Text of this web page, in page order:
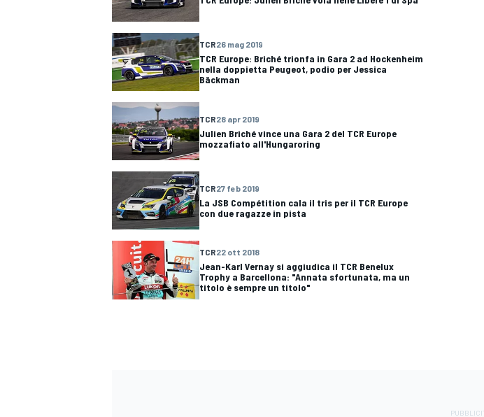
TCR26 mag 2019
TCR Europe: Briché trionfa in Gara 2 ad Hockenheim
nella doppietta Peugeot, podio per Jessica
Bäckman
TCR28 apr 2019
Julien Briché vince una Gara 2 del TCR Europe
mozzafiato all'Hungaroring
TCR27 feb 2019
La JSB Compétition cala il tris per il TCR Europe
con due ragazze in pista
TCR22 ott 2018
Jean-Karl Vernay si aggiudica il TCR Benelux
Trophy a Barcellona: "Annata sfortunata, ma un
titolo è sempre un titolo"